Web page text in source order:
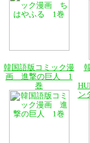
韓国語版コミック漫
画 進撃の巨人 1
巻
ン